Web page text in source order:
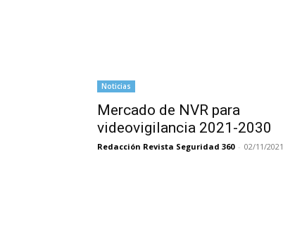
Noticias
Mercado de NVR para
videovigilancia 2021-2030
Redacción Revista Seguridad 360 - 02/11/2021